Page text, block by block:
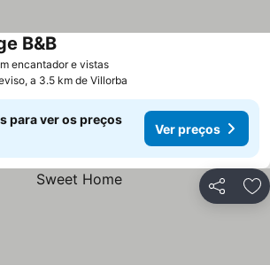
encantador e vistasVer preços
B&BVer preços
a 3.5 km de Villorba
para ver os preços
Ver preços
Partilhar